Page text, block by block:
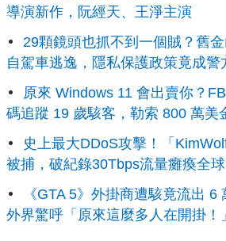
導演新作，阮經天、王淨主演
29顆鏡頭也抓不到一個賊？舊
自駕車逃逸，隱私保護政策竟成警
原來 Windows 11 會出賣你？
碼追蹤 19 歲駭客，勒索 800 萬美
史上最大DDoS攻擊！「
被捕，破紀錄30Tbps流量癱瘓全球
《GTA 5》外掛商遭駭竟流出 6
外界驚呼「原來這麼多人在開掛！」